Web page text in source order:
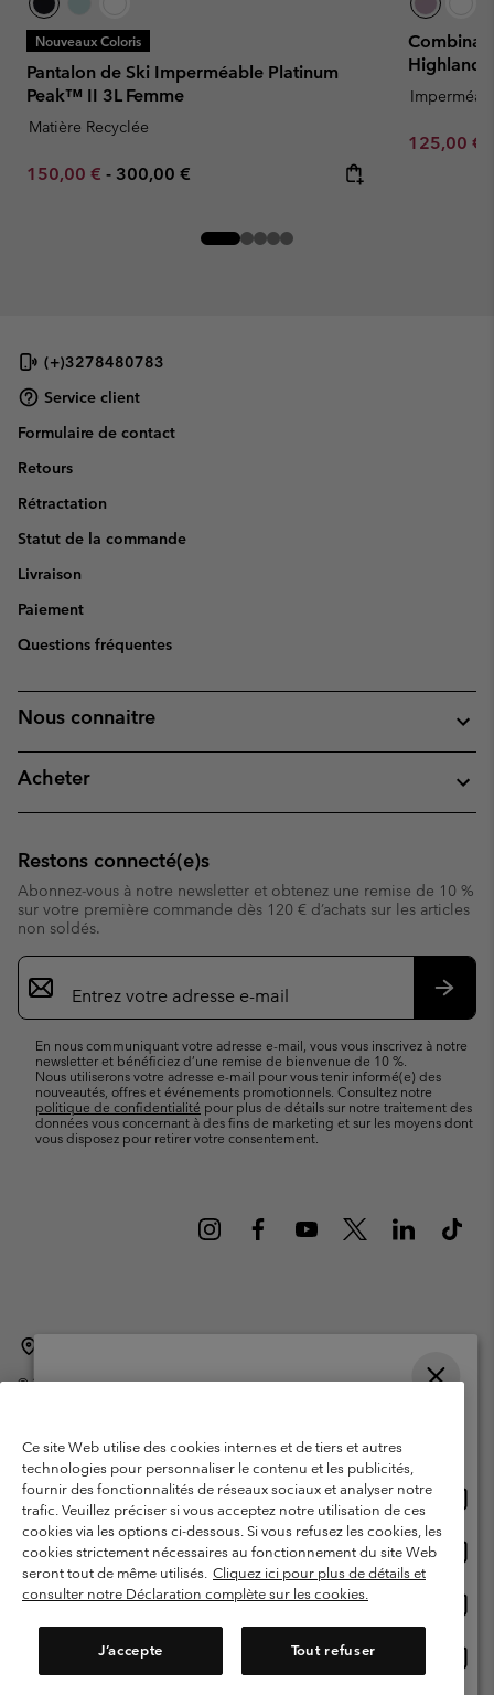
Nouveaux Coloris
Pantalon de Ski Imperméable Platinum
Peak™ II 3L Femme
Matière Recyclée
Minimum sale price:
150,00 € - Maximum price:
300,00 €
Highland
Sale price:
125,00 €
(+)3278480783
Service client
Formulaire de contact
Retours
Rétractation
Statut de la commande
Livraison
Paiement
Questions fréquentes
Nous connaitre
Acheter
Restons connecté(e)s
Abonnez-vous à notre newsletter et obtenez une remise de 10 %
sur votre première commande dès 120 € d’achats sur les articles
non soldés.
Inscription
par
e-
En nous communiquant votre adresse e-mail, vous vous inscrivez à notre
newsletter et bénéficiez d’une remise de bienvenue de 10 %.
Nous utiliserons votre adresse e-mail pour vous tenir informé(e) des
nouveautés, offres et événements promotionnels. Consultez notre
politique de confidentialité pour plus de détails sur notre traitement des
données vous concernant à des fins de marketing et sur les moyens dont
vous disposez pour retirer votre consentement.
©2026Columbia Sportswear International Sarl. Avenue des Morgines, 12
Garanties Légales
Politique de confidentialité
Conditions d'utilisation - Membres
Conditions D'utilisation - Contenu généré par l'utilisateur
Impressum
Cookies
Service client: Lun - sam de 9h à 13h et de 14h à 18h
Ce site Web utilise des cookies internes et de tiers et autres
technologies pour personnaliser le contenu et les publicités,
fournir des fonctionnalités de réseaux sociaux et analyser notre
trafic. Veuillez préciser si vous acceptez notre utilisation de ces
cookies via les options ci-dessous. Si vous refusez les cookies, les
cookies strictement nécessaires au fonctionnement du site Web
seront tout de même utilisés. Cliquez ici pour plus de détails et
consulter notre Déclaration complète sur les cookies.
J’accepte Tout refuser
Achats en ligne disponibles
United States
ligne
Belgium-English
ligne
Belgium-Français
ligne
Belgium-Dutch